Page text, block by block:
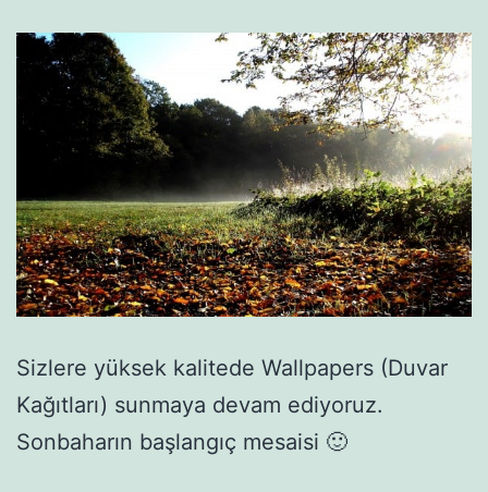
Sizlere yüksek kalitede Wallpapers (Duvar
Kağıtları) sunmaya devam ediyoruz.
Sonbaharın başlangıç mesaisi 🙂